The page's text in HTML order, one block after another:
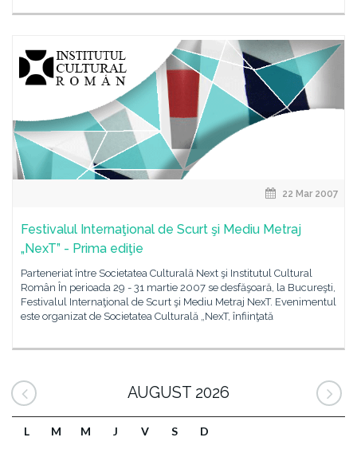
22 Mar 2007
Festivalul Internaţional de Scurt şi Mediu Metraj
„NexT” - Prima ediţie
Parteneriat între Societatea Culturală Next şi Institutul Cultural
Român În perioada 29 - 31 martie 2007 se desfăşoară, la Bucureşti,
Festivalul Internaţional de Scurt şi Mediu Metraj NexT. Evenimentul
este organizat de Societatea Culturală „NexT, înfiinţată
AUGUST 2026
L M M J V S D